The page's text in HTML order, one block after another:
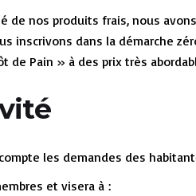
de nos produits frais, nous
inscrivons dans la démarche
de Pain » à des prix très
les demandes des
et visera à :